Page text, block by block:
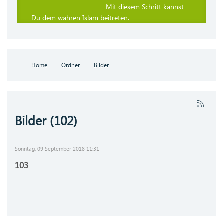
Mit diesem Schritt kannst
Du dem wahren Islam beitreten.
Home Ordner Bilder
Bilder (102)
Sonntag, 09 September 2018 11:31
103